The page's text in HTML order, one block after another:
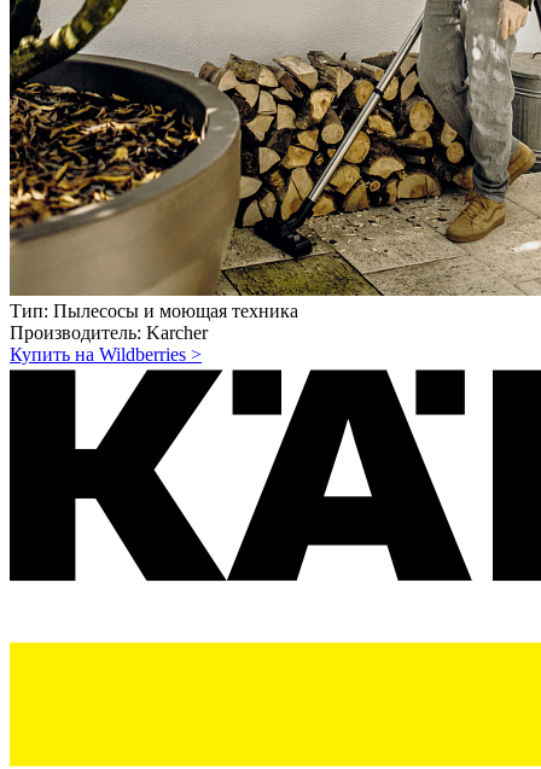
Тип: Пылесосы и моющая техника
Производитель: Karcher
Купить на Wildberries >